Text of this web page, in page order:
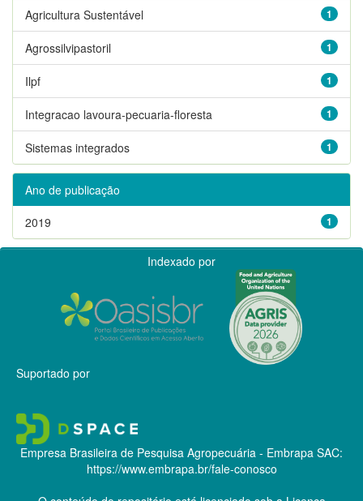
1
Agricultura Sustentável
1
Agrossilvipastoril
1
Ilpf
1
Integracao lavoura-pecuaria-floresta
1
Sistemas integrados
Ano de publicação
1
2019
Indexado por
Suportado por
Empresa Brasileira de Pesquisa Agropecuária - Embrapa SAC:
https://www.embrapa.br/fale-conosco